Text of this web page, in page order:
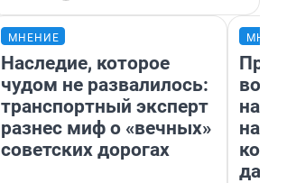
МНЕНИЕ
Наследие, которое
чудом не развалилось:
транспортный эксперт
разнес миф о «вечных»
советских дорогах
нам
даже